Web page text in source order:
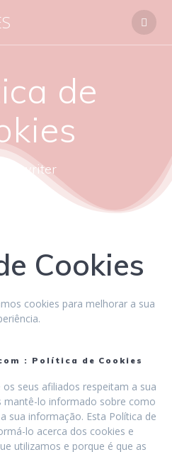
de
- writer
Cookies
cookies para melhorar a sua
: Política de Cookies
seus afiliados respeitam a sua
mantê-lo informado sobre como
sua informação. Esta Política de
lo acerca dos cookies e
utilizamos e porque é que as